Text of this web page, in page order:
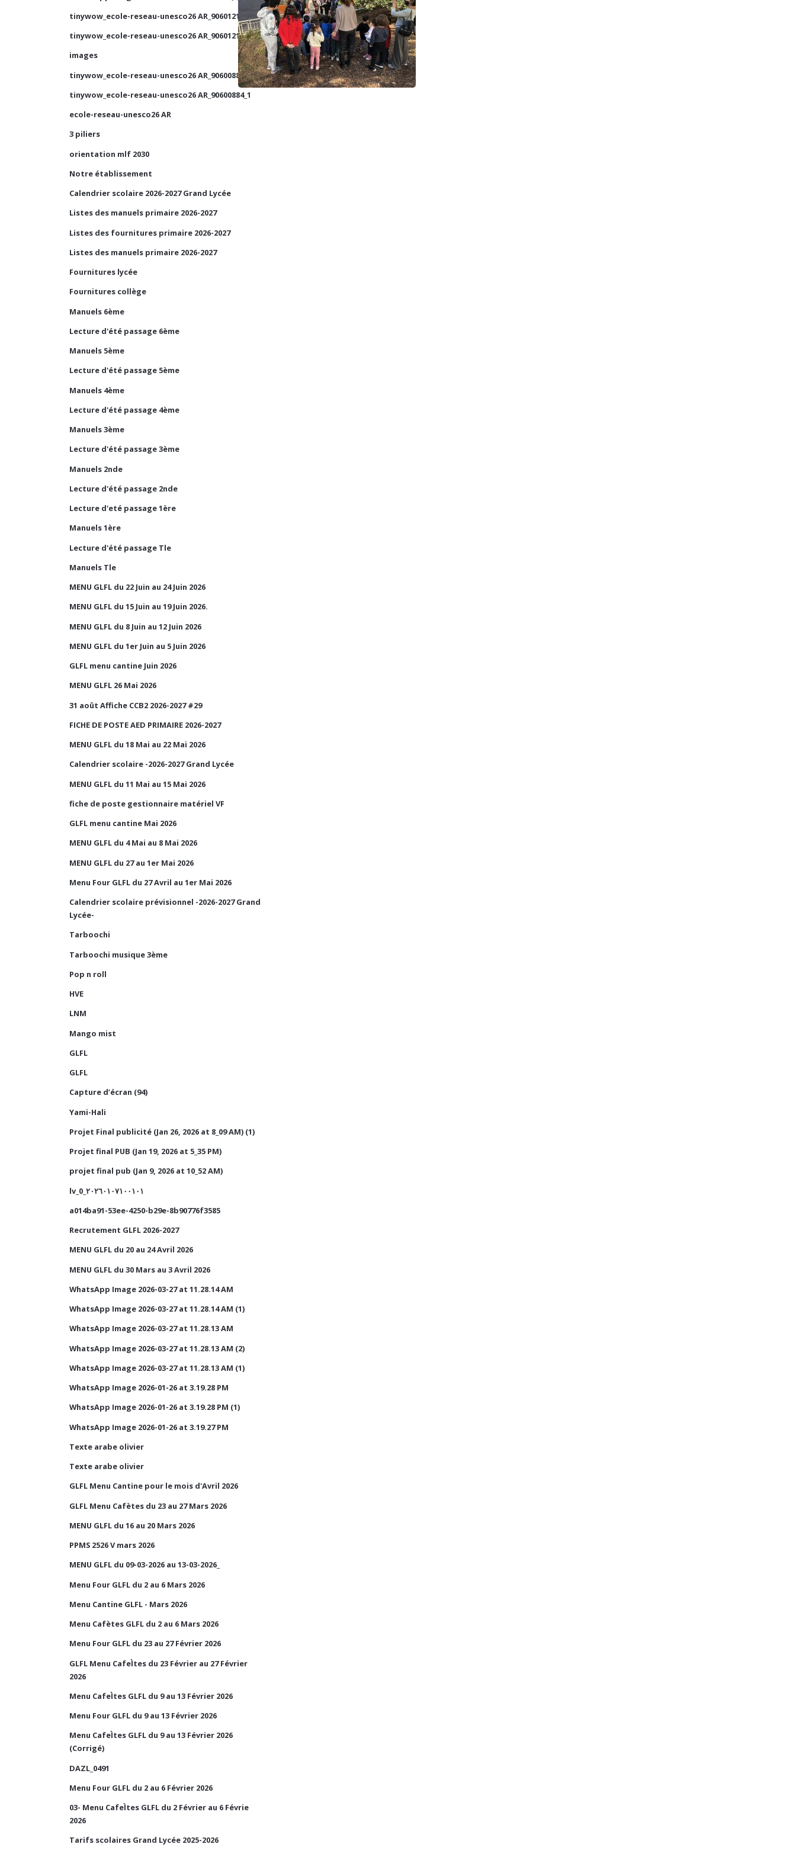
tinywow_ecole-reseau-unesco26 AR_90601210_1
tinywow_ecole-reseau-unesco26 AR_90601210_2
images
tinywow_ecole-reseau-unesco26 AR_90600884_2
tinywow_ecole-reseau-unesco26 AR_90600884_1
ecole-reseau-unesco26 AR
3 piliers
orientation mlf 2030
Notre établissement
Calendrier scolaire 2026-2027 Grand Lycée
Listes des manuels primaire 2026-2027
Listes des fournitures primaire 2026-2027
Listes des manuels primaire 2026-2027
Fournitures lycée
Fournitures collège
Manuels 6ème
Lecture d'été passage 6ème
Manuels 5ème
Lecture d'été passage 5ème
Manuels 4ème
Lecture d'été passage 4ème
Manuels 3ème
Lecture d'été passage 3ème
Manuels 2nde
Lecture d'été passage 2nde
Lecture d'eté passage 1ère
Manuels 1ère
Lecture d'été passage Tle
Manuels Tle
MENU GLFL du 22 Juin au 24 Juin 2026
MENU GLFL du 15 Juin au 19 Juin 2026.
MENU GLFL du 8 Juin au 12 Juin 2026
MENU GLFL du 1er Juin au 5 Juin 2026
GLFL menu cantine Juin 2026
MENU GLFL 26 Mai 2026
31 août Affiche CCB2 2026-2027 #29
FICHE DE POSTE AED PRIMAIRE 2026-2027
MENU GLFL du 18 Mai au 22 Mai 2026
Calendrier scolaire -2026-2027 Grand Lycée
MENU GLFL du 11 Mai au 15 Mai 2026
fiche de poste gestionnaire matériel VF
GLFL menu cantine Mai 2026
MENU GLFL du 4 Mai au 8 Mai 2026
MENU GLFL du 27 au 1er Mai 2026
Menu Four GLFL du 27 Avril au 1er Mai 2026
Calendrier scolaire prévisionnel -2026-2027 Grand
Lycée-
Tarboochi
Tarboochi musique 3ème
Pop n roll
HVE
LNM
Mango mist
GLFL
GLFL
Capture d’écran (94)
Yami-Hali
Projet Final publicité (Jan 26, 2026 at 8_09 AM) (1)
Projet final PUB (Jan 19, 2026 at 5_35 PM)
projet final pub (Jan 9, 2026 at 10_52 AM)
lv_0_٢٠٢٦٠١٠٧١٠٠١٠١
a014ba91-53ee-4250-b29e-8b90776f3585
Recrutement GLFL 2026-2027
MENU GLFL du 20 au 24 Avril 2026
MENU GLFL du 30 Mars au 3 Avril 2026
WhatsApp Image 2026-03-27 at 11.28.14 AM
WhatsApp Image 2026-03-27 at 11.28.14 AM (1)
WhatsApp Image 2026-03-27 at 11.28.13 AM
WhatsApp Image 2026-03-27 at 11.28.13 AM (2)
WhatsApp Image 2026-03-27 at 11.28.13 AM (1)
WhatsApp Image 2026-01-26 at 3.19.28 PM
WhatsApp Image 2026-01-26 at 3.19.28 PM (1)
WhatsApp Image 2026-01-26 at 3.19.27 PM
Texte arabe olivier
Texte arabe olivier
GLFL Menu Cantine pour le mois d'Avril 2026
GLFL Menu Cafètes du 23 au 27 Mars 2026
MENU GLFL du 16 au 20 Mars 2026
PPMS 2526 V mars 2026
MENU GLFL du 09-03-2026 au 13-03-2026_
Menu Four GLFL du 2 au 6 Mars 2026
Menu Cantine GLFL - Mars 2026
Menu Cafètes GLFL du 2 au 6 Mars 2026
Menu Four GLFL du 23 au 27 Février 2026
GLFL Menu CafeÌtes du 23 Février au 27 Février
2026
Menu CafeÌtes GLFL du 9 au 13 Février 2026
Menu Four GLFL du 9 au 13 Février 2026
Menu CafeÌtes GLFL du 9 au 13 Février 2026
(Corrigé)
DAZL_0491
Menu Four GLFL du 2 au 6 Février 2026
03- Menu CafeÌtes GLFL du 2 Février au 6 Févrie
2026
Tarifs scolaires Grand Lycée 2025-2026